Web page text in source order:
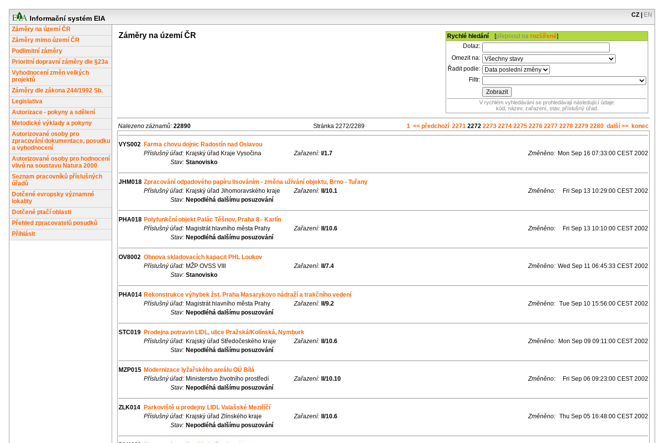
Informační systém EIA CZ EN
Záměry na území ČR
Záměry mimo území ČR
Podlimitní záměry
Prioritní dopravní záměry dle §23a
Vyhodnocení změn velkých
projektů
Záměry dle zákona 244/1992 Sb.
Legislativa
Autorizace - pokyny a sdělení
Metodické výklady a pokyny
Autorizované osoby pro
zpracování dokumentace, posudku
a vyhodnocení
Autorizované osoby pro hodnocení
vlivů na soustavu Natura 2000
Seznam pracovníků příslušných
úřadů
Dotčené evropsky významné
lokality
Dotčené ptačí oblasti
Přehled zpracovatelů posudků
Přihlásit
Záměry na území ČR Rychlé hledání [přepnout na rozšířené]
Dotaz:
Omezit na:
Řadit podle:
Filtr:
V rychlém vyhledávání se prohledávají následující údaje:
kód, název, zařazení, stav, příslušný úřad.
Nalezeno záznamů: 22890 Stránka 2272/2289 1 << předchozí 2271 2272 2273 2274 2275 2276 2277 2278 2279 2280 další >> konec
VYS002 Farma chovu dojnic Radostín nad Oslavou
Příslušný úřad: Krajský úřad Kraje Vysočina Zařazení: I/1.7 Změněno: Mon Sep 16 07:33:00 CEST 2002
Stav: Stanovisko
JHM018 Zpracování odpadového papíru lisováním - změna užívání objektu, Brno - Tuřany
Příslušný úřad: Krajský úřad Jihomoravského kraje Zařazení: II/10.1 Změněno:
Fri Sep 13 10:29:00 CEST 2002
Stav: Nepodléhá dalšímu posuzování
PHA018 Polyfunkční objekt Palác Těšnov, Praha 8 - Karlín
Příslušný úřad: Magistrát hlavního města Prahy Zařazení: II/10.6 Změněno:
Fri Sep 13 10:10:00 CEST 2002
Stav: Nepodléhá dalšímu posuzování
OV8002 Obnova skladovacích kapacit PHL Loukov
Příslušný úřad: MŽP OVSS VIII Zařazení: II/7.4 Změněno: Wed Sep 11 06:45:33 CEST 2002
Stav: Stanovisko
PHA014 Rekonstrukce výhybek žst. Praha Masarykovo nádraží a trakčního vedení
Příslušný úřad: Magistrát hlavního města Prahy Zařazení: II/9.2 Změněno: Tue Sep 10 15:56:00 CEST 2002
Stav: Nepodléhá dalšímu posuzování
STC019 Prodejna potravin LIDL, ulice Pražská/Kolínská, Nymburk
Příslušný úřad: Krajský úřad Středočeského kraje Zařazení: II/10.6 Změněno: Mon Sep 09 09:11:00 CEST 2002
Stav: Nepodléhá dalšímu posuzování
MZP015 Modernizace lyžařského areálu OÚ Bílá
Příslušný úřad: Ministerstvo životního prostředí Zařazení: II/10.10 Změněno:
Fri Sep 06 09:23:00 CEST 2002
Stav: Nepodléhá dalšímu posuzování
ZLK014
Parkoviště u prodejny LIDL Valašské Meziříčí
Příslušný úřad: Krajský úřad Zlínského kraje Zařazení: II/10.6 Změněno: Thu Sep 05 16:48:00 CEST 2002
Stav: Nepodléhá dalšímu posuzování